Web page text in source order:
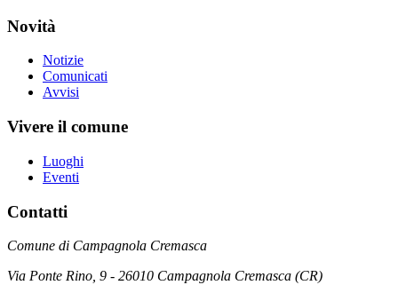
Novità
Notizie
Comunicati
Avvisi
Vivere il comune
Luoghi
Eventi
Contatti
Comune di Campagnola Cremasca
Via Ponte Rino, 9 - 26010 Campagnola Cremasca (CR)